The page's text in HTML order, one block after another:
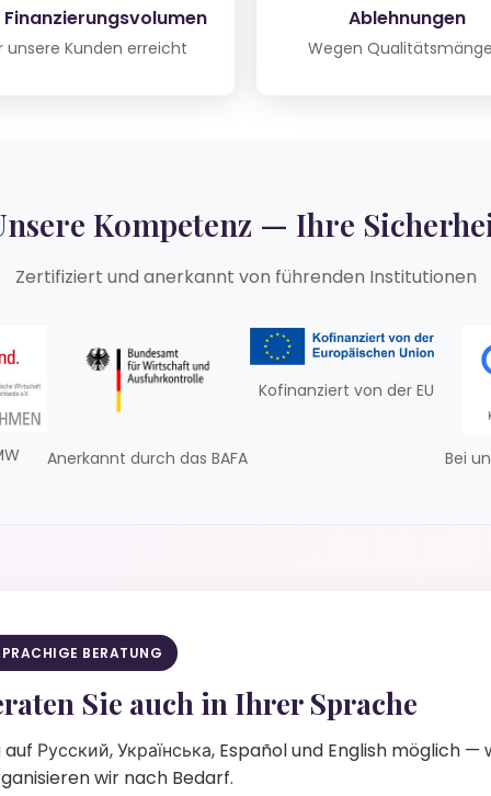
Finanzierungsvolumen
unsere Kunden erreicht
Ablehnungen
Wegen
Kompetenz — Ihre
Zertifiziert und anerkannt von führenden Institutionen
Anerkannt durch das BAFA
Kofinanziert von der EU
Bei
BERATUNG
Sie auch in Ihrer Sprache
Русский, Українська, Español und English möglich
wir nach Bedarf.